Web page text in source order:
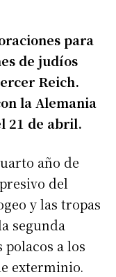
para
de judíos
Reich.
la Alemania
21 de abril.
año de
del
y las tropas
segunda
a los
exterminio.